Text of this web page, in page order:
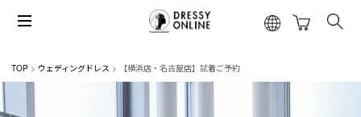
TOP ウェディングドレス 【横浜店・名古屋店】試着ご予約